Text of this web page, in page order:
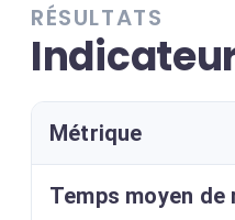
RÉSULTATS
Métrique
Temps moyen de